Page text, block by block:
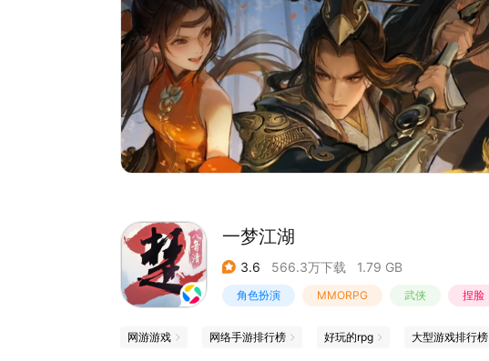
【觉醒破长空，长歌震九霄】
一曲回鸣，世家崛起，长歌觉醒门派技能全面升级！
【赛季烽烟起，问鼎新巅峰】
全新赛季养成体系升级，更多玩法多重更新！
【昔日领风骚，今朝再集结】
千位传奇家族领袖回归坐镇，当年的指挥发出今日的集结号！
一梦江湖
3.6 566.3万下载 1.79 GB
角色扮演 MMORPG 武侠 捏脸
网游游戏 网络手游排行榜 好玩的rpg 大型游戏排行榜